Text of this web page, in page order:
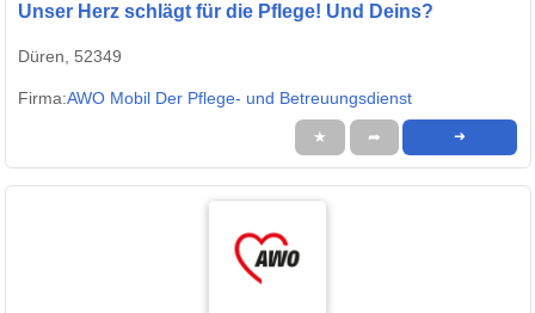
Unser Herz schlägt für die Pflege! Und Deins?
Düren, 52349
Firma:AWO Mobil Der Pflege- und Betreuungsdienst
★ ➦ ➜